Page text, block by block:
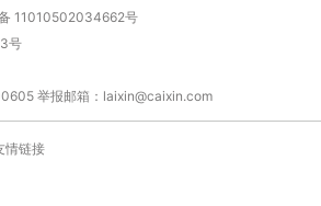
11010502034662号
号
举报邮箱：laixin@caixin.com
情链接